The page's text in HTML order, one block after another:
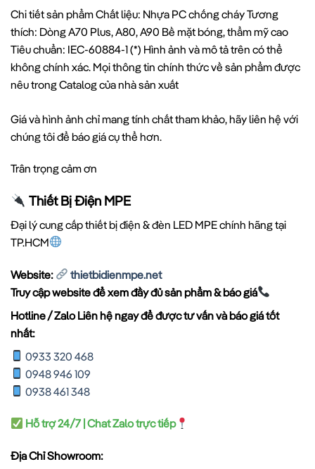
Chi tiết sản phẩm Chất liệu: Nhựa PC chống cháy Tương
thích: Dòng A70 Plus, A80, A90 Bề mặt bóng, thẩm mỹ cao
Tiêu chuẩn: IEC-60884-1 (*) Hình ảnh và mô tả trên có thể
không chính xác. Mọi thông tin chính thức về sản phẩm được
nêu trong Catalog của nhà sản xuất
Giá và hình ảnh chỉ mang tính chất tham khảo, hãy liên hệ với
chúng tôi để báo giá cụ thể hơn.
Trân trọng cảm ơn
Thiết Bị Điện MPE
Đại lý cung cấp thiết bị điện & đèn LED MPE chính hãng tại
TP.HCM
Website:
thietbidienmpe.net
Truy cập website để xem đầy đủ sản phẩm & báo giá
Hotline / Zalo Liên hệ ngay để được tư vấn và báo giá tốt
nhất:
0933 320 468
0948 946 109
0938 461 348
Hỗ trợ 24/7 | Chat Zalo trực tiếp
Địa Chỉ Showroom: